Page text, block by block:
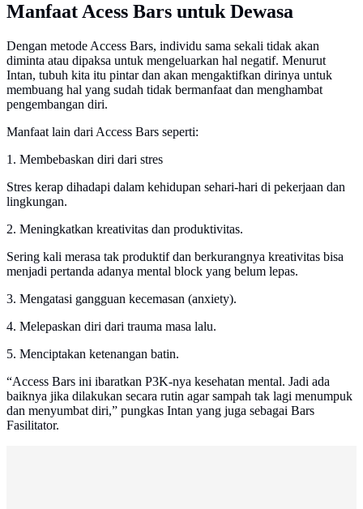
Manfaat Acess Bars untuk Dewasa
Dengan metode Access Bars, individu sama sekali tidak akan
diminta atau dipaksa untuk mengeluarkan hal negatif. Menurut
Intan, tubuh kita itu pintar dan akan mengaktifkan dirinya untuk
membuang hal yang sudah tidak bermanfaat dan menghambat
pengembangan diri.
Manfaat lain dari Access Bars seperti:
1. Membebaskan diri dari stres
Stres kerap dihadapi dalam kehidupan sehari-hari di pekerjaan dan
lingkungan.
2. Meningkatkan kreativitas dan produktivitas.
Sering kali merasa tak produktif dan berkurangnya kreativitas bisa
menjadi pertanda adanya mental block yang belum lepas.
3. Mengatasi gangguan kecemasan (anxiety).
4. Melepaskan diri dari trauma masa lalu.
5. Menciptakan ketenangan batin.
“Access Bars ini ibaratkan P3K-nya kesehatan mental. Jadi ada
baiknya jika dilakukan secara rutin agar sampah tak lagi menumpuk
dan menyumbat diri,” pungkas Intan yang juga sebagai Bars
Fasilitator.